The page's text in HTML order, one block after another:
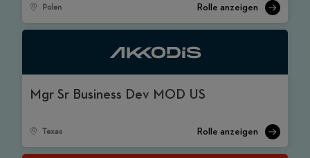
Polen
Mgr Sr Business Dev MOD US
Texas